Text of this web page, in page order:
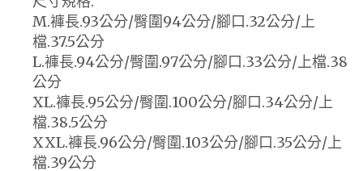
M.褲長.93公分/臀圍94公分/腳口.32公分/上
檔.37.5公分
L.褲長.94公分/臀圍.97公分/腳口.33公分/上檔.38
公分
XL.褲長.95公分/臀圍.100公分/腳口.34公分/上
檔.38.5公分
XXL.褲長.96公分/臀圍.103公分/腳口.35公分/上
檔.39公分